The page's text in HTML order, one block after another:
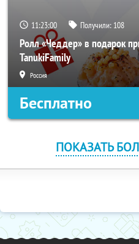
11:23:00 Получили: 108
Ролл «Чеддер» в подарок
TanukiFamily
Россия
Бесплатно
ПОКАЗАТЬ